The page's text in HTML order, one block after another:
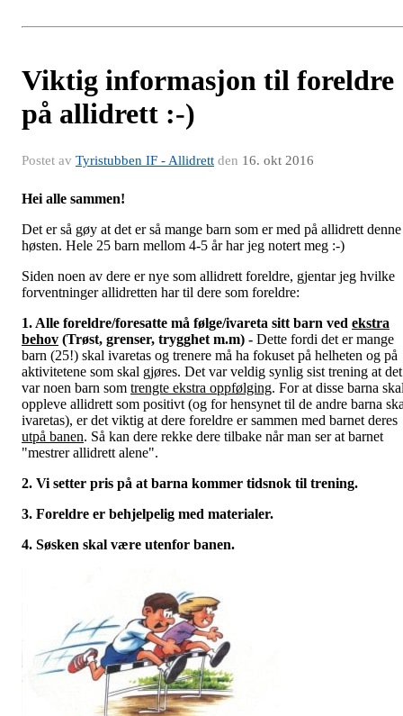
Viktig informasjon til foreldre
på allidrett :-)
Postet av Tyristubben IF - Allidrett den 16. okt 2016
Hei alle sammen!
Det er så gøy at det er så mange barn som er med på allidrett denne
høsten. Hele 25 barn mellom 4-5 år har jeg notert meg :-)
Siden noen av dere er nye som allidrett foreldre, gjentar jeg hvilke
forventninger allidretten har til dere som foreldre:
1. Alle foreldre/foresatte må følge/ivareta sitt barn ved ekstra
behov (Trøst, grenser, trygghet m.m) - Dette fordi det er mange
barn (25!) skal ivaretas og trenere må ha fokuset på helheten og på
aktivitetene som skal gjøres. Det var veldig synlig sist trening at det
var noen barn som trengte ekstra oppfølging. For at disse barna
oppleve allidrett som positivt (og for hensynet til de andre barna
ivaretas), er det viktig at dere foreldre er sammen med barnet deres
utpå banen. Så kan dere rekke dere tilbake når man ser at barnet
"mestrer allidrett alene".
2. Vi setter pris på at barna kommer tidsnok til trening.
3. Foreldre er behjelpelig med materialer.
4. Søsken skal være utenfor banen.